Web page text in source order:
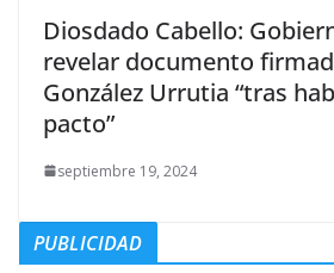
Diosdado Cabello:
revelar documento
González Urrutia “tras
pacto”
septiembre 19, 2024
PUBLICIDAD